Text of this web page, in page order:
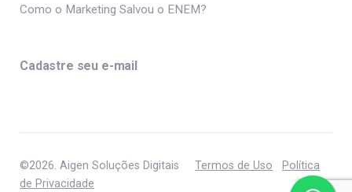
Como o Marketing Salvou o ENEM?
Cadastre seu e-mail
©2026. Aigen Soluções Digitais Termos de Uso
Política
de Privacidade